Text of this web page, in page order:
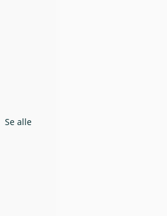
Se alle